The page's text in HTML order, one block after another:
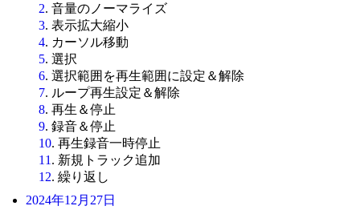
2. 音量のノーマライズ
3. 表示拡大縮小
4. カーソル移動
5. 選択
6. 選択範囲を再生範囲に設定＆解除
7. ループ再生設定＆解除
8. 再生＆停止
9. 録音＆停止
10. 再生録音一時停止
11 . 新規トラック追加
12. 繰り返し
2024年12月27日